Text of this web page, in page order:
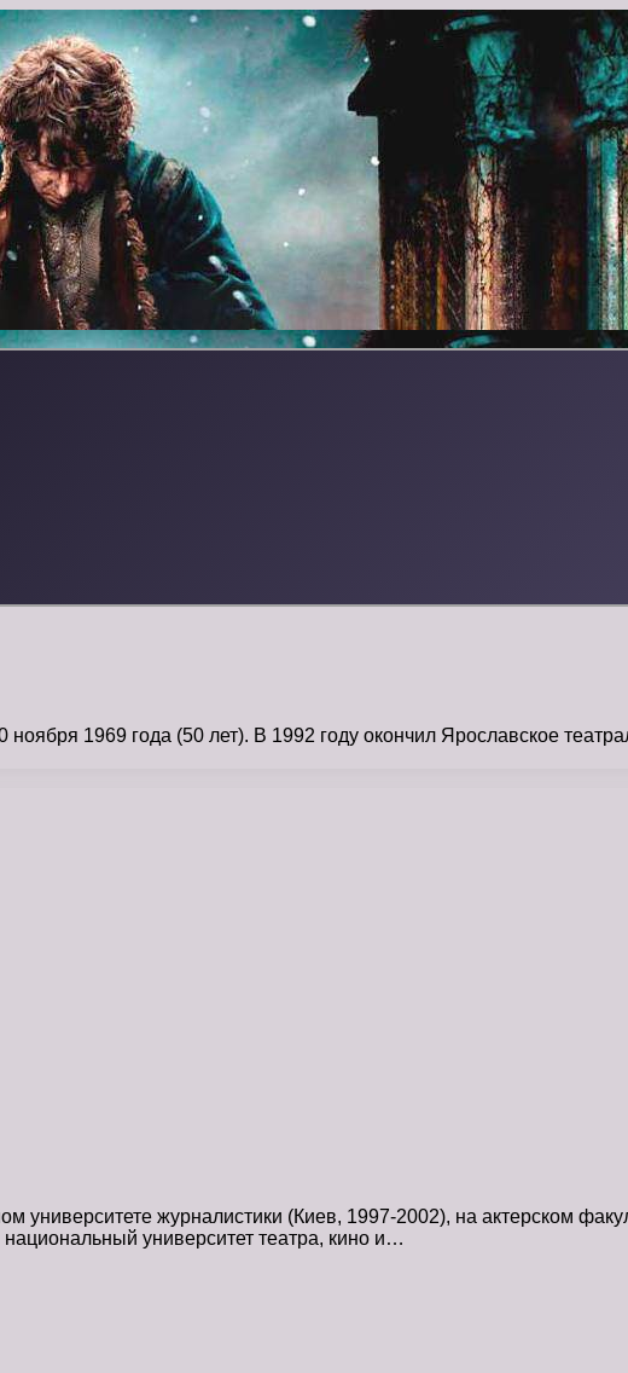
1969 года (50 лет). В 1992 году окончил Ярославское
журналистики (Киев, 1997-2002), на актерском
университет театра, кино и…